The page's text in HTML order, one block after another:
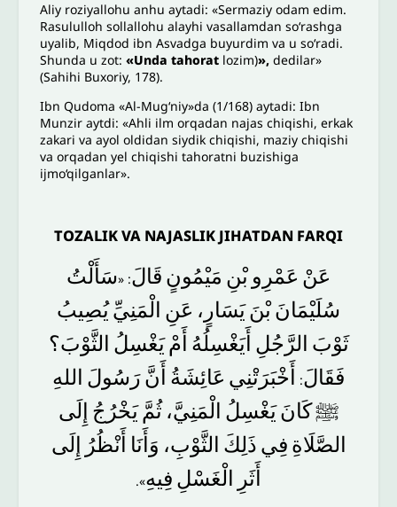
Aliy roziyallohu anhu aytadi: «Sermaziy odam edim.
Rasululloh sollallohu alayhi vasallamdan so‘rashga
uyalib, Miqdod ibn Asvadga buyurdim va u so‘radi.
Shunda u zot:«Unda tahorat lozim)», dedilar»
(Sahihi Buxoriy, 178).
Ibn Qudoma «Al-Mug‘niy»da (1/168) aytadi: Ibn
Munzir aytdi: «Ahli ilm orqadan najas chiqishi, erkak
zakari va ayol oldidan siydik chiqishi, maziy chiqishi
va orqadan yel chiqishi tahoratni buzishiga
ijmo‘qilganlar».
TOZALIK VA NAJASLIK JIHATDAN FARQI
عَنْ عَمْرِو بْنِ مَيْمُونٍ قَالَ: «سَأَلْتُ
سُلَيْمَانَبْنَيَسَارٍ، عَنِ الْمَنِيِّيُصِيبُ
ثَوْبَ الرَّجُلِ أَيَغْسِلُهُ أَمْ يَغْسِلُ الثَّوْبَ؟
فَقَالَ: أَخْبَرَتْنِي عَائِشَةُ أَنَّرَسُولَ اللهِ
ﷺكَانَ يَغْسِلُ الْمَنِيَّ، ثُمَّ يَخْرُجُ إِلَى
الصَّلَاةِ فِي ذَلِكَ الثَّوْبِ، وَأَنَا أَنْظُرُ
إِلَى
أَثَرِ
الْغَسْلِ فِيهِ».